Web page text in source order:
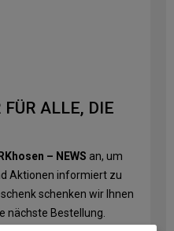
ALLE, DIE
– NEWS an, um
Aktionen informiert zu
schenken wir Ihnen
nächste Bestellung.